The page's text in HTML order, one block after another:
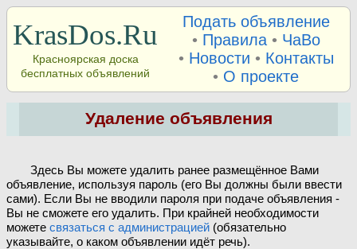
KrasDos.Ru
Красноярская доска
бесплатных объявлений
Подать объявление
• Правила• ЧаВо
• Новости • Контакты
• О проекте
Удаление объявления
Здесь Вы можете удалить ранее размещённое Вами
объявление, используя пароль (его Вы должны были ввести
сами). Если Вы не вводили пароля при подаче объявления -
Вы не сможете его удалить. При крайней необходимости
можете связаться с администрацией(обязательно
указывайте, о каком объявлении идёт речь).